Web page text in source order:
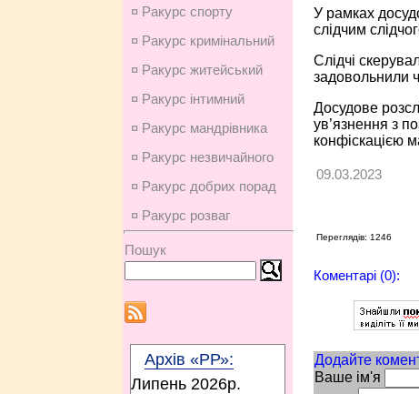
¤ Ракурс спорту
¤ Ракурс кримінальний
¤ Ракурс житейський
¤ Ракурс інтимний
¤ Ракурс мандрівника
¤ Ракурс незвичайного
¤ Ракурс добрих порад
¤ Ракурс розваг
Пошук
Архів «РР»:
Липень 2026p.
У рамках
слідчим
Слідчі
задовольнили
Досудове
ув’язнення з
конфіскацією
09.03.2023
Переглядів: 1246
Коментарі (0):
Додайте
Ваше ім'я